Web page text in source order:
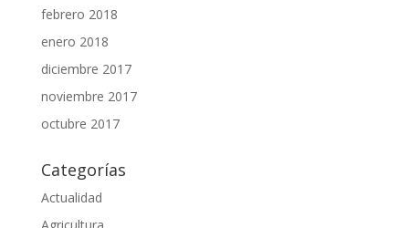
febrero 2018
enero 2018
diciembre 2017
noviembre 2017
octubre 2017
Categorías
Actualidad